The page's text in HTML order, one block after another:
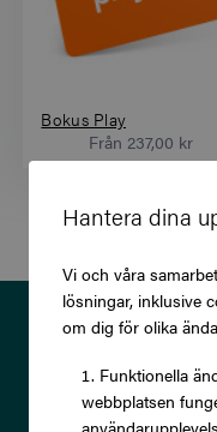
Hantera dina
Vi och våra
lösningar, inklusive
om dig för olika
Funktionella
webbplatsen
Bokus Play
Från 237,00 kr
och ta del